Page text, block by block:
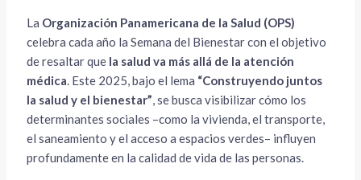
La Organización Panamericana de la Salud (OPS)
celebra cada año la Semana del Bienestar con el objetivo
de resaltar que la salud va más allá de la atención
médica. Este 2025, bajo el lema “Construyendo juntos
la salud y el bienestar”, se busca visibilizar cómo los
determinantes sociales –como la vivienda, el transporte,
el saneamiento y el acceso a espacios verdes– influyen
profundamente en la calidad de vida de las personas.